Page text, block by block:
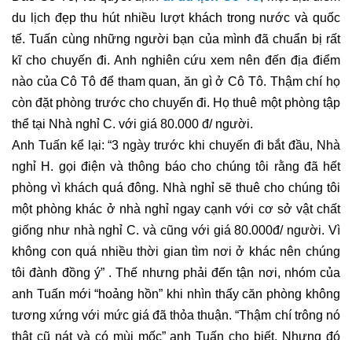
du lịch đẹp thu hút nhiều lượt khách trong nước và quốc
tế. Tuấn cùng những người bạn của mình đã chuẩn bị rất
kĩ cho chuyến đi. Anh nghiên cứu xem nên đến địa điểm
nào của Cô Tô để tham quan, ăn gì ở Cô Tô. Thậm chí họ
còn đặt phòng trước cho chuyến đi. Họ thuê một phòng tập
thể tại Nhà nghỉ C. với giá 80.000 đ/ người.
Anh Tuấn kể lại: “3 ngày trước khi chuyến đi bắt đầu, Nhà
nghỉ H. gọi điện và thông báo cho chúng tôi rằng đã hết
phòng vì khách quá đông. Nhà nghỉ sẽ thuê cho chúng tôi
một phòng khác ở nhà nghỉ ngay cạnh với cơ sở vật chất
giống như nhà nghỉ C. và cũng với giá 80.000đ/ người. Vì
không con quá nhiều thời gian tìm nơi ở khác nên chúng
tôi đành đồng ý” . Thế nhưng phải đến tận nơi, nhóm của
anh Tuấn mới “hoảng hồn” khi nhìn thấy căn phòng không
tương xứng với mức giá đã thỏa thuận. “Thậm chí trông nó
thật cũ nát và có mùi mốc” anh Tuấn cho biết. Nhưng đó